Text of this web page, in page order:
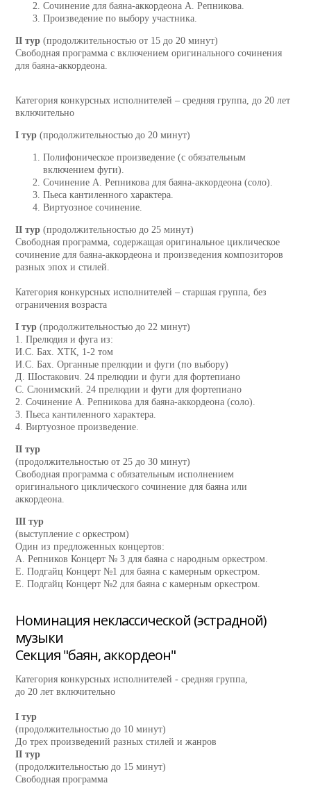
Сочинение для баяна-аккордеона А. Репникова.
Произведение по выбору участника.
II тур (продолжительностью от 15 до 20 минут)
Свободная программа с включением оригинального сочинения
для баяна-аккордеона.
Категория конкурсных исполнителей – средняя группа, до 20 лет
включительно
I тур (продолжительностью до 20 минут)
Полифоническое произведение (с обязательным
включением фуги).
Сочинение А. Репникова для баяна-аккордеона (соло).
Пьеса кантиленного характера.
Виртуозное сочинение.
II тур (продолжительностью до 25 минут)
Свободная программа, содержащая оригинальное циклическое
сочинение для баяна-аккордеона и произведения композиторов
разных эпох и стилей.
Категория конкурсных исполнителей – старшая группа, без
ограничения возраста
I тур (продолжительностью до 22 минут)
1. Прелюдия и фуга из:
И.С. Бах. ХТК, 1-2 том
И.С. Бах. Органные прелюдии и фуги (по выбору)
Д. Шостакович. 24 прелюдии и фуги для фортепиано
С. Слонимский. 24 прелюдии и фуги для фортепиано
2. Сочинение А. Репникова для баяна-аккордеона (соло).
3. Пьеса кантиленного характера.
4. Виртуозное произведение.
II тур
(продолжительностью от 25 до 30 минут)
Свободная программа с обязательным исполнением
оригинального циклического сочинение для баяна или
аккордеона.
III тур
(выступление с оркестром)
Один из предложенных концертов:
А. Репников Концерт № 3 для баяна с народным оркестром.
Е. Подгайц Концерт №1 для баяна с камерным оркестром.
Е. Подгайц Концерт №2 для баяна с камерным оркестром.
Номинация неклассической (эстрадной)
музыки
Секция "баян, аккордеон"
Категория конкурсных исполнителей - средняя группа,
до 20 лет включительно
I тур
(продолжительностью до 10 минут)
До трех произведений разных стилей и жанров
II тур
(продолжительностью до 15 минут)
Свободная программа